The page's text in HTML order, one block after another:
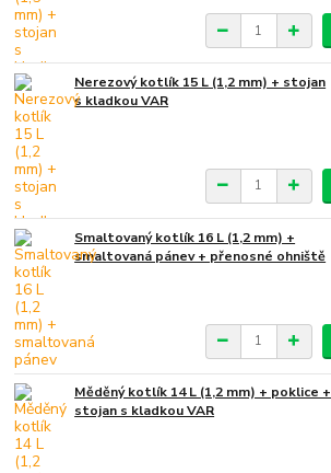
Nerezový kotlík 15 L (1,2 mm) + stojan
s kladkou VAR
Smaltovaný kotlík 16 L (1,2 mm) +
smaltovaná pánev + přenosné ohniště
Měděný kotlík 14 L (1,2 mm) + poklice +
stojan s kladkou VAR